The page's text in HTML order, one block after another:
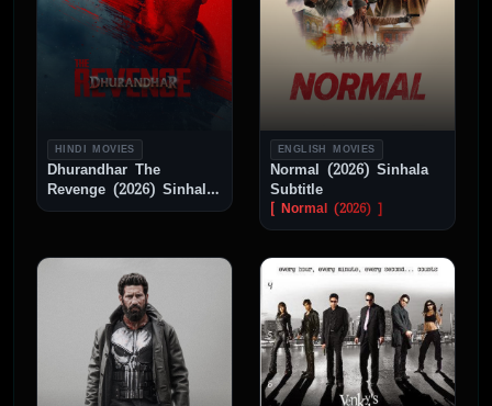
HINDI MOVIES
Dhurandhar The
Revenge (2026) Sinhala
Subtitle
ENGLISH MOVIES
Normal (2026) Sinhala
Subtitle
[ Normal (2026) ]